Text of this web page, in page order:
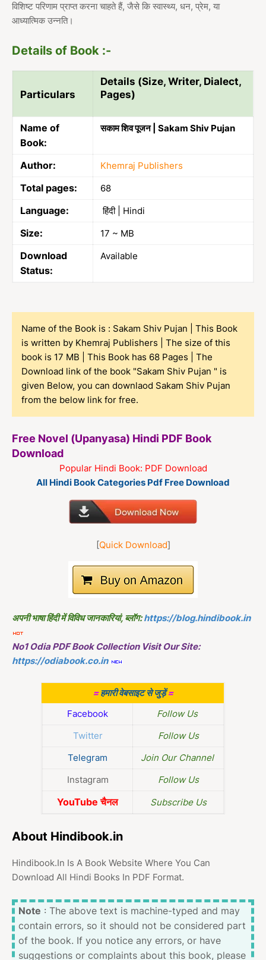
विशिष्ट परिणाम प्राप्त करना चाहते हैं, जैसे कि स्वास्थ्य, धन, प्रेम, या
आध्यात्मिक उन्नति।
Details of Book :-
Particulars
Details (Size, Writer, Dialect,
Pages)
Name of
Book:
सकाम शिव पूजन | Sakam Shiv Pujan
Author: Khemraj Publishers
Total pages: 68
Language: हिंदी | Hindi
Size: 17 ~ MB
Download
Status:
Available
Name of the Book is : Sakam Shiv Pujan | This Book
is written by Khemraj Publishers | The size of this
book is 17 MB | This Book has 68 Pages | The
Download link of the book "Sakam Shiv Pujan " is
given Below, you can downlaod Sakam Shiv Pujan
from the below link for free.
Free Novel (Upanyasa) Hindi PDF Book
Download
Popular Hindi Book: PDF Download
All Hindi Book Categories Pdf Free Download
[Quick Download]
अपनी भाषा हिंदी में विविध जानकारियां, ब्लॉग: https://blog.hindibook.in
No1 Odia PDF Book Collection Visit Our Site:
https://odiabook.co.in
=हमारी वेबसाइट से जुड़ें=
Facebook
Follow Us
Twitter
Follow Us
Telegram
Join Our Channel
Instagram
Follow Us
YouTube चैनल Subscribe Us
About Hindibook.in
Hindibook.In Is A Book Website Where You Can
Download All Hindi Books In PDF Format.
Note : The above text is machine-typed and may
contain errors, so it should not be considered part
of the book. If you notice any errors, or have
suggestions or complaints about this book, please